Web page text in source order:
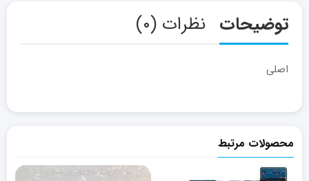
توضیحات نظرات (۰)
اصلی
محصولات مرتبط